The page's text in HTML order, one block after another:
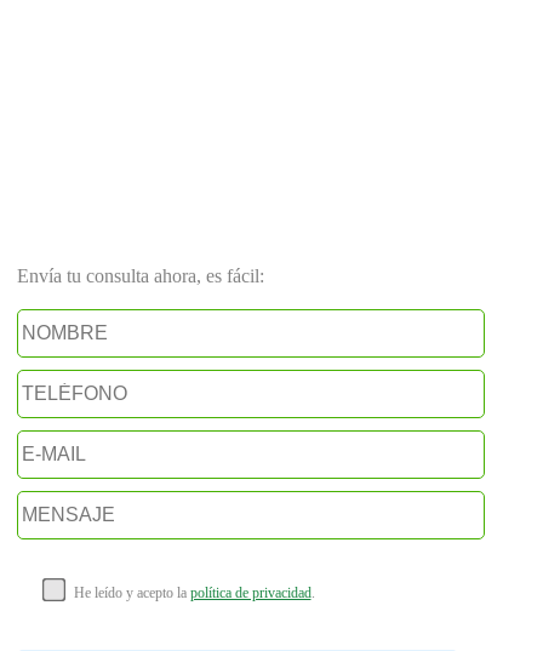
Envía tu consulta ahora, es fácil:
He leído y acepto la política de privacidad.